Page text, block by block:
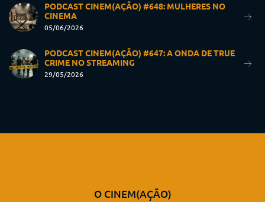
PODCAST CINEM(AÇÃO) #648: MULHERES NO
CINEMA
05/06/2026
PODCAST CINEM(AÇÃO) #647: A ONDA DE TRUE
CRIME NO STREAMING
29/05/2026
O CINEM(AÇÃO)